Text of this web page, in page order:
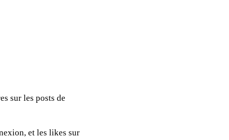
sur les posts de
et les likes sur